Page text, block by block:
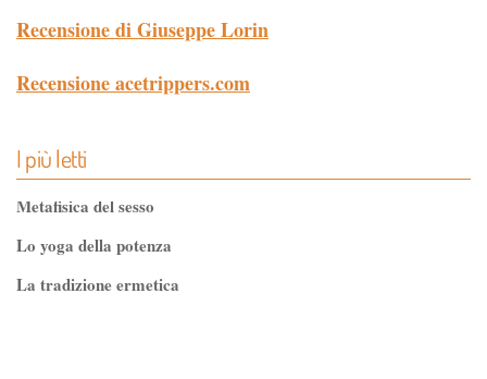
Recensione di Giuseppe Lorin
Recensione acetrippers.com
I più letti
Metafisica del sesso
Lo yoga della potenza
La tradizione ermetica